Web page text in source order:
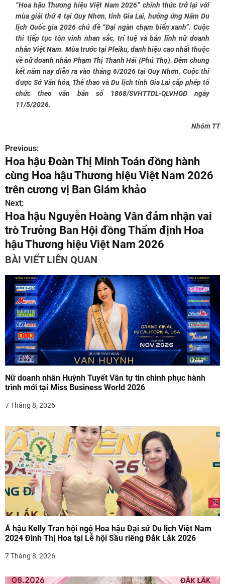
“Hoa hậu Thương hiệu Việt Nam 2026” chính thức trở lại với
mùa giải thứ 4 tại Quy Nhơn, tỉnh Gia Lai, hưởng ứng Năm Du
lịch Quốc gia 2026 chủ đề “Đại ngàn chạm biển xanh”. Cuộc
thi tiếp tục tôn vinh nhan sắc, trí tuệ và bản lĩnh nữ doanh
nhân Việt Nam. Mùa trước tại Pleiku, danh hiệu cao nhất thuộc
về nữ doanh nhân Phạm Thị Thanh Hải (Phú Thọ). Đêm chung
kết năm nay diễn ra vào tháng 6/2026 tại Quy Nhơn. Cuộc thi
được Sở Văn hóa, Thể thao và Du lịch tỉnh Gia Lai cấp phép tổ
chức theo văn bản số 1868/SVHTTDL-QLVHGĐ ngày
11/5/2026.
Nhóm TT
Đ
i
ề
u
h
ư
ớ
n
b
à
i
v
t
Previous:
Hoa hậu Đoàn Thị Minh Toán đồng hành
cùng Hoa hậu Thương hiệu Việt Nam 2026
trên cương vị Ban Giám khảo
Next:
Hoa hậu Nguyễn Hoàng Vân đảm nhận vai
trò Trưởng Ban Hội đồng Thẩm định Hoa
hậu Thương hiệu Việt Nam 2026
BÀI VIẾT LIÊN QUAN
Nữ doanh nhân Huỳnh Tuyết Vân tự tin chinh phục hành
trình mới tại Miss Business World 2026
7 Tháng 8, 2026
Á hậu Kelly Tran hội ngộ Hoa hậu Đại sứ Du lịch Việt Nam
2024 Đinh Thị Hoa tại Lễ hội Sầu riêng Đắk Lắk 2026
7 Tháng 8, 2026